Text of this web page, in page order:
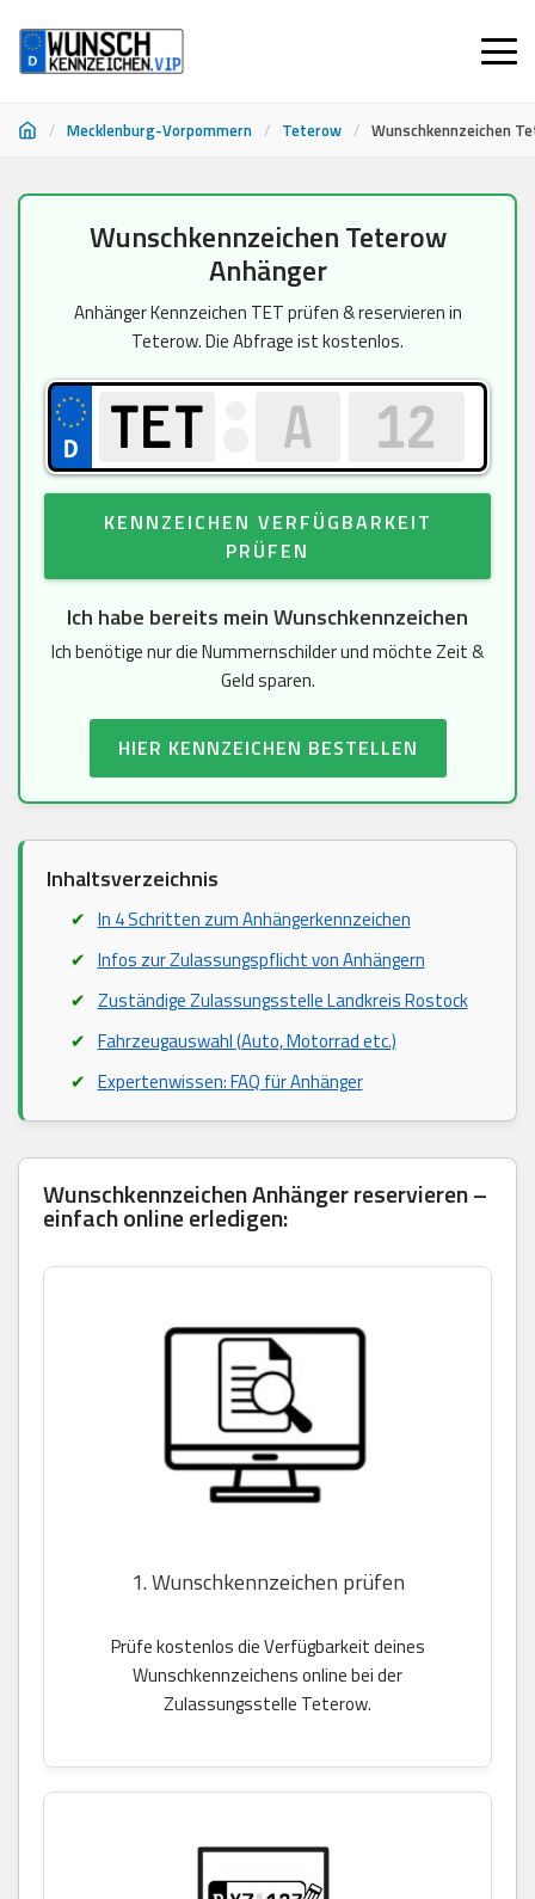
/ Mecklenburg-Vorpommern / Teterow / Wunschkennzeichen
Wunschkennzeichen Teterow
Anhänger
Anhänger Kennzeichen TET prüfen & reservieren in
Teterow. Die Abfrage ist kostenlos.
KENNZEICHEN VERFÜGBARKEIT
PRÜFEN
Ich habe bereits mein Wunschkennzeichen
Ich benötige nur die Nummernschilder und möchte Zeit &
Geld sparen.
HIER KENNZEICHEN BESTELLEN
Inhaltsverzeichnis
In 4 Schritten zum Anhängerkennzeichen
Infos zur Zulassungspflicht von Anhängern
Zuständige Zulassungsstelle Landkreis Rostock
Fahrzeugauswahl (Auto, Motorrad etc.)
Expertenwissen: FAQ für Anhänger
Wunschkennzeichen Anhänger reservieren –
einfach online erledigen:
1. Wunschkennzeichen prüfen
Prüfe kostenlos die Verfügbarkeit deines
Wunschkennzeichens online bei der
Zulassungsstelle Teterow.